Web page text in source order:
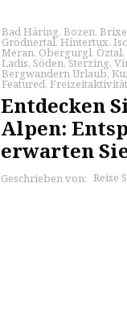
Bad Häring, Bozen,
Grödnertal,Hintertux,
Meran, Obergurgl, Öztal,
Ladis, Söden,Sterzing,
Bergwandern Urlaub,
Featured,
Entdecken
Alpen:
erwarten
Geschrieben von: Reise